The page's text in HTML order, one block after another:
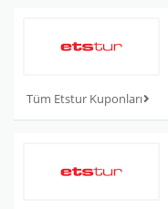
Tüm Etstur Kuponları